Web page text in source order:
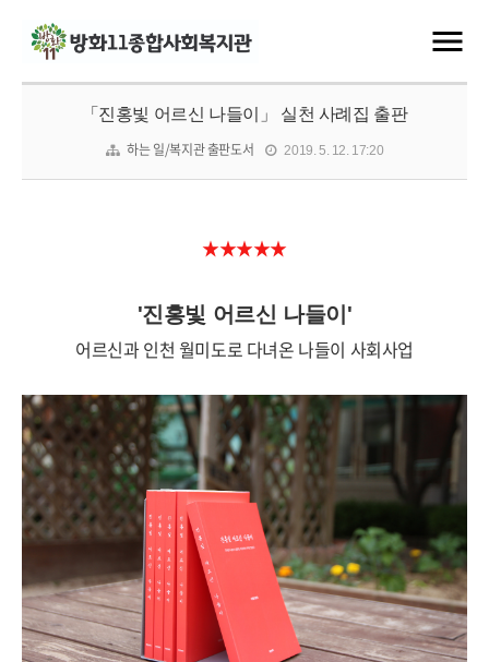
「진홍빛 어르신 나들이」 실천 사례집 출판
하는 일/복지관 출판도서 2019. 5. 12. 17:20
★★★★★
'진홍빛 어르신 나들이'
어르신과 인천 월미도로 다녀온 나들이 사회사업